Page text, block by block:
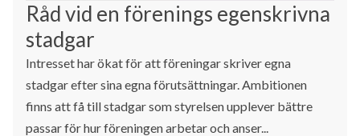
Råd vid en förenings egenskrivna
stadgar
Intresset har ökat för att föreningar skriver egna
stadgar efter sina egna förutsättningar. Ambitionen
finns att få till stadgar som styrelsen upplever bättre
passar för hur föreningen arbetar och anser...